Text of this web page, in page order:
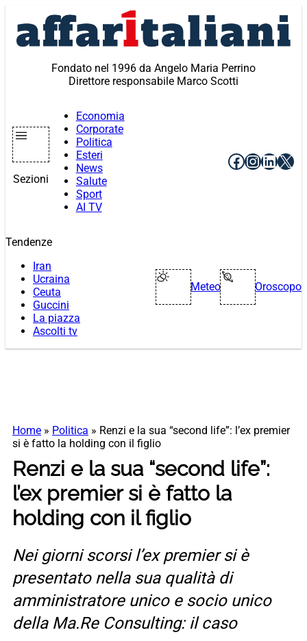
contenuto
Fondato nel 1996 da Angelo Maria Perrino
Direttore responsabile Marco Scotti
Sezioni
Economia
Corporate
Politica
Esteri
News
Salute
Sport
AI TV
Facebook
X
Tendenze
Iran
Ucraina
Ceuta
Guccini
La piazza
Ascolti tv
Meteo Oroscopo
Home » Politica » Renzi e la sua “second life”: l’ex premier
si è fatto la holding con il figlio
Renzi e la sua “second life”:
l’ex premier si è fatto la
holding con il figlio
Nei giorni scorsi l’ex premier si è
presentato nella sua qualità di
amministratore unico e socio unico
della Ma.Re Consulting: il caso